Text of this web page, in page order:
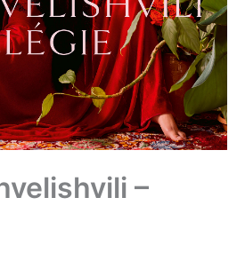
–